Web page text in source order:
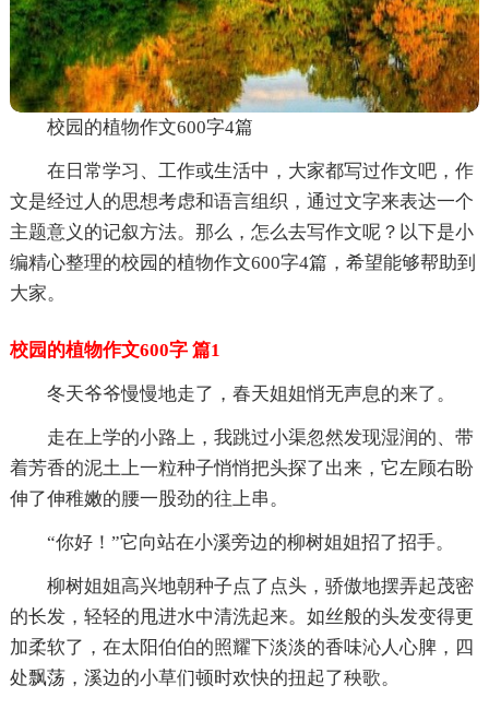
校园的植物作文600字4篇
在日常学习、工作或生活中，大家都写过作文吧，作
文是经过人的思想考虑和语言组织，通过文字来表达一个
主题意义的记叙方法。那么，怎么去写作文呢？以下是小
编精心整理的校园的植物作文600字4篇，希望能够帮助到
大家。
校园的植物作文600字 篇1
冬天爷爷慢慢地走了，春天姐姐悄无声息的来了。
走在上学的小路上，我跳过小渠忽然发现湿润的、带
着芳香的泥土上一粒种子悄悄把头探了出来，它左顾右盼
伸了伸稚嫩的腰一股劲的往上串。
“你好！”它向站在小溪旁边的柳树姐姐招了招手。
柳树姐姐高兴地朝种子点了点头，骄傲地摆弄起茂密
的长发，轻轻的甩进水中清洗起来。如丝般的头发变得更
加柔软了，在太阳伯伯的照耀下淡淡的香味沁人心脾，四
处飘荡，溪边的小草们顿时欢快的扭起了秧歌。